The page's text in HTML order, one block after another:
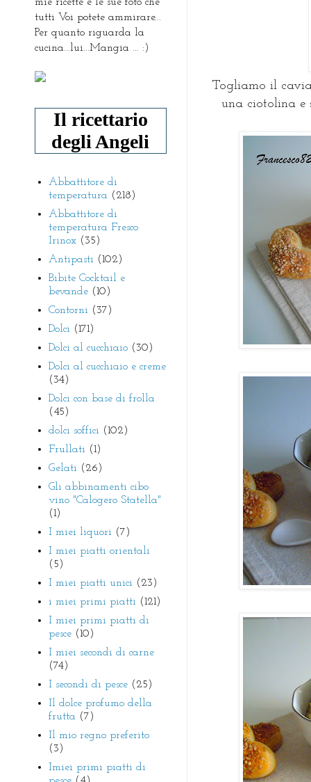
Togliamo il
una ciotolina e
tutti Voi potete ammirare...
Per quanto riguarda la
cucina...lui...Mangia ... :)
Il ricettario
degli Angeli
Abbattitore di
temperatura (218)
Abbattitore di
temperatura Fresco
Irinox (35)
Antipasti (102)
Bibite Cocktail e
bevande (10)
Contorni (37)
Dolci (171)
Dolci al cucchiaio (30)
Dolci al cucchiaio e creme
(34)
Dolci con base di frolla
(45)
dolci soffici (102)
Frullati (1)
Gelati (26)
Gli abbinamenti cibo
vino "Calogero Statella"
(1)
I miei liquori (7)
I miei piatti orientali
(5)
I miei piatti unici (23)
i miei primi piatti (121)
I miei primi piatti di
pesce (10)
I miei secondi di carne
(74)
I secondi di pesce (25)
Il dolce profumo della
frutta (7)
Il mio regno preferito
(3)
Imiei primi piatti di